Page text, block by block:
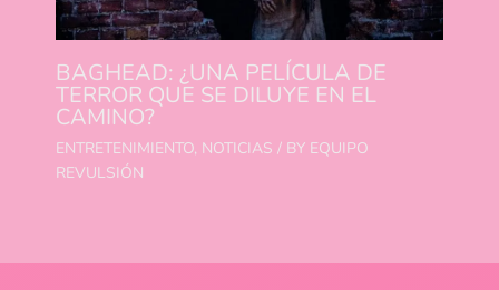
BAGHEAD: ¿UNA PELÍCULA DE
TERROR QUE SE DILUYE EN EL
CAMINO?
ENTRETENIMIENTO, NOTICIAS / BY EQUIPO
REVULSIÓN